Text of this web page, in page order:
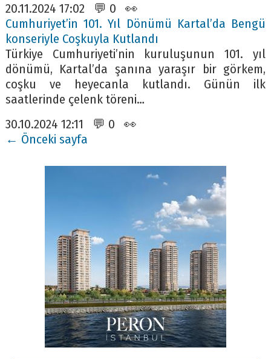
20.11.2024 17:02 💬 0 👀
Cumhuriyet’in 101. Yıl Dönümü Kartal’da Bengü
konseriyle Coşkuyla Kutlandı
Türkiye Cumhuriyeti’nin kuruluşunun 101. yıl
dönümü, Kartal’da şanına yaraşır bir görkem,
coşku ve heyecanla kutlandı. Günün ilk
saatlerinde çelenk töreni…
30.10.2024 12:11 💬 0 👀
← Önceki sayfa